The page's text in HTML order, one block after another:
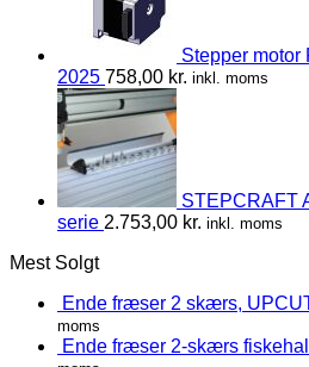
Stepper motor
2025 758,00 kr. inkl. moms
STEPCRAFT
serie 2.753,00 kr. inkl. moms
Mest Solgt
Ende fræser 2 skærs,
moms
Ende fræser 2-skærs